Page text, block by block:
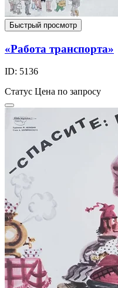
Быстрый просмотр
«Работа транспорта»
ID: 5136
Статус Цена по запросу